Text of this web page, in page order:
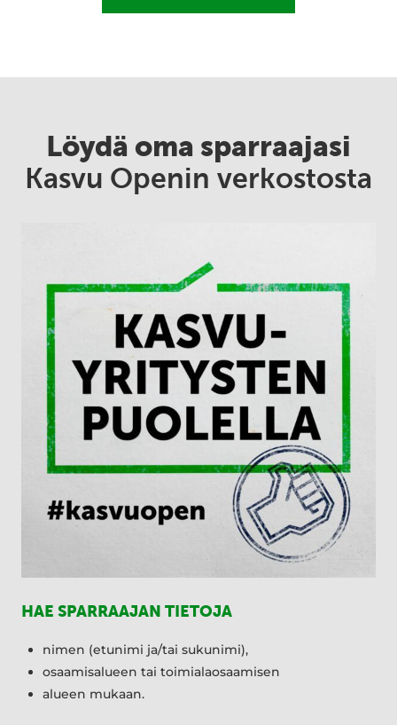
Löydä oma sparraajasi
Kasvu Openin verkostosta
HAE SPARRAAJAN TIETOJA
nimen (etunimi ja/tai sukunimi),
osaamisalueen tai toimialaosaamisen
alueen mukaan.